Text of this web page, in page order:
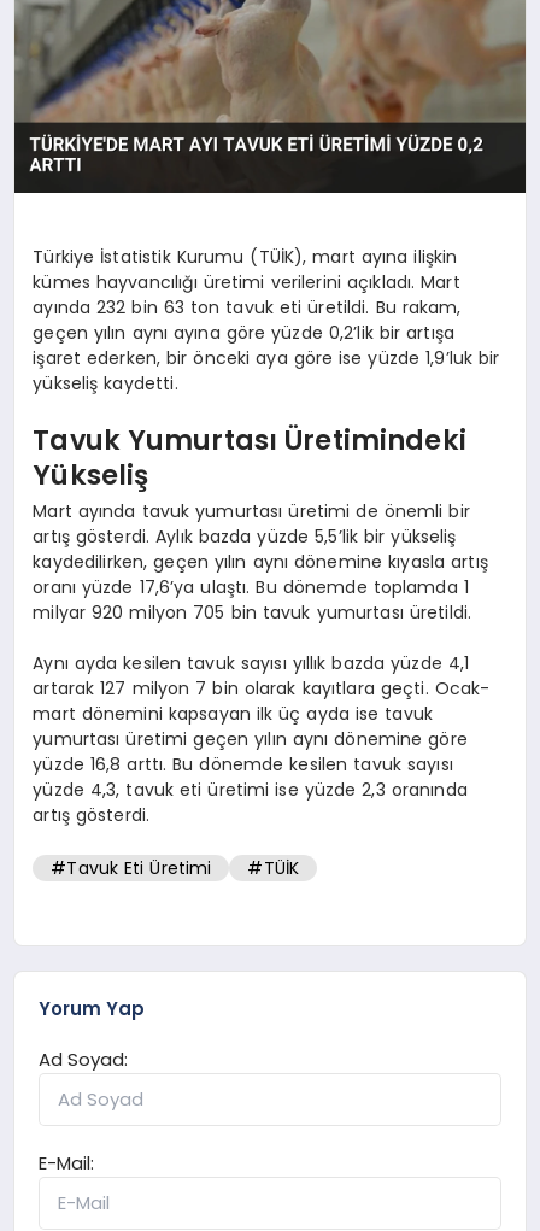
DÜNYA
YAŞAM
Türkiye İstatistik Kurumu (TÜİK), mart ayına ilişkin
kümes hayvancılığı üretimi verilerini açıkladı. Mart
ayında 232 bin 63 ton tavuk eti üretildi. Bu rakam,
geçen yılın aynı ayına göre yüzde 0,2’lik bir artışa
işaret ederken, bir önceki aya göre ise yüzde 1,9’luk bir
yükseliş kaydetti.
Tavuk Yumurtası Üretimindeki
Yükseliş
Mart ayında tavuk yumurtası üretimi de önemli bir
artış gösterdi. Aylık bazda yüzde 5,5’lik bir yükseliş
kaydedilirken, geçen yılın aynı dönemine kıyasla artış
oranı yüzde 17,6’ya ulaştı. Bu dönemde toplamda 1
milyar 920 milyon 705 bin tavuk yumurtası üretildi.
Aynı ayda kesilen tavuk sayısı yıllık bazda yüzde 4,1
artarak 127 milyon 7 bin olarak kayıtlara geçti. Ocak-
mart dönemini kapsayan ilk üç ayda ise tavuk
yumurtası üretimi geçen yılın aynı dönemine göre
yüzde 16,8 arttı. Bu dönemde kesilen tavuk sayısı
yüzde 4,3, tavuk eti üretimi ise yüzde 2,3 oranında
artış gösterdi.
#Tavuk Eti Üretimi #TÜİK
Yorum Yap
Ad Soyad:
E-Mail: